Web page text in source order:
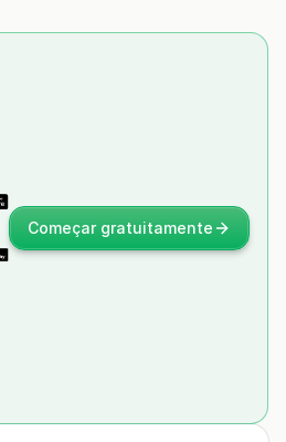
Começar gratuitamente